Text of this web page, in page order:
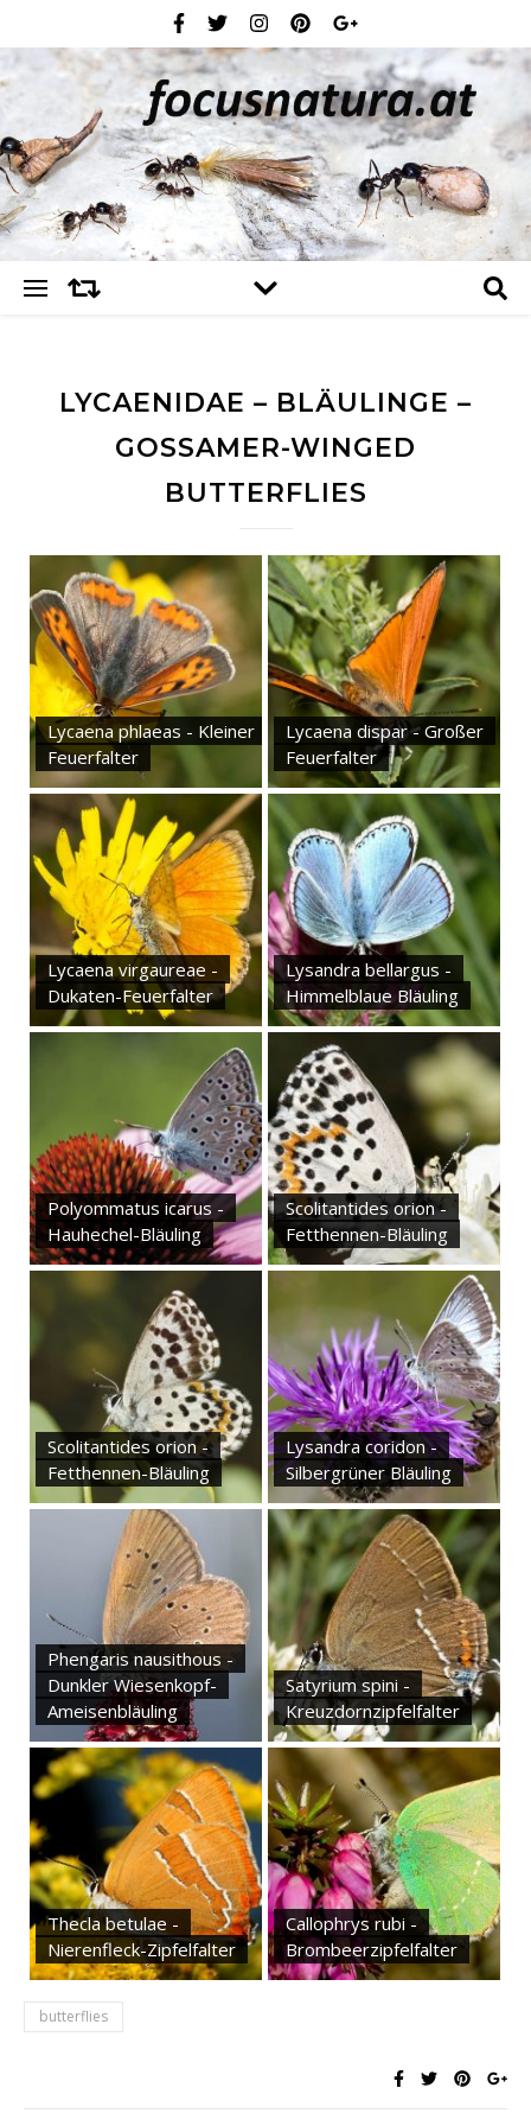
LYCAENIDAE – BLÄULINGE –
GOSSAMER-WINGED
BUTTERFLIES
Lycaena phlaeas - Kleiner
Feuerfalter
Lycaena dispar - Großer
Feuerfalter
Lycaena virgaureae -
Dukaten-Feuerfalter
Lysandra bellargus -
Himmelblaue Bläuling
Polyommatus icarus -
Hauhechel-Bläuling
Scolitantides orion -
Fetthennen-Bläuling
Scolitantides orion -
Fetthennen-Bläuling
Lysandra coridon -
Silbergrüner Bläuling
Phengaris nausithous -
Dunkler Wiesenkopf-
Ameisenbläuling
Satyrium spini -
Kreuzdornzipfelfalter
Thecla betulae -
Nierenfleck-Zipfelfalter
Callophrys rubi -
Brombeerzipfelfalter
butterflies